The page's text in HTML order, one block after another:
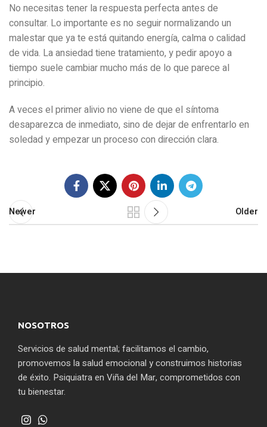
No necesitas tener la respuesta perfecta antes de
consultar. Lo importante es no seguir normalizando un
malestar que ya te está quitando energía, calma o calidad
de vida. La ansiedad tiene tratamiento, y pedir apoyo a
tiempo suele cambiar mucho más de lo que parece al
principio.
A veces el primer alivio no viene de que el síntoma
desaparezca de inmediato, sino de dejar de enfrentarlo en
soledad y empezar un proceso con dirección clara.
Newer Older
NOSOTROS
Servicios de salud mental; facilitamos el cambio,
promovemos la salud emocional y construimos historias
de éxito. Psiquiatra en Viña del Mar, comprometidos con
tu bienestar.